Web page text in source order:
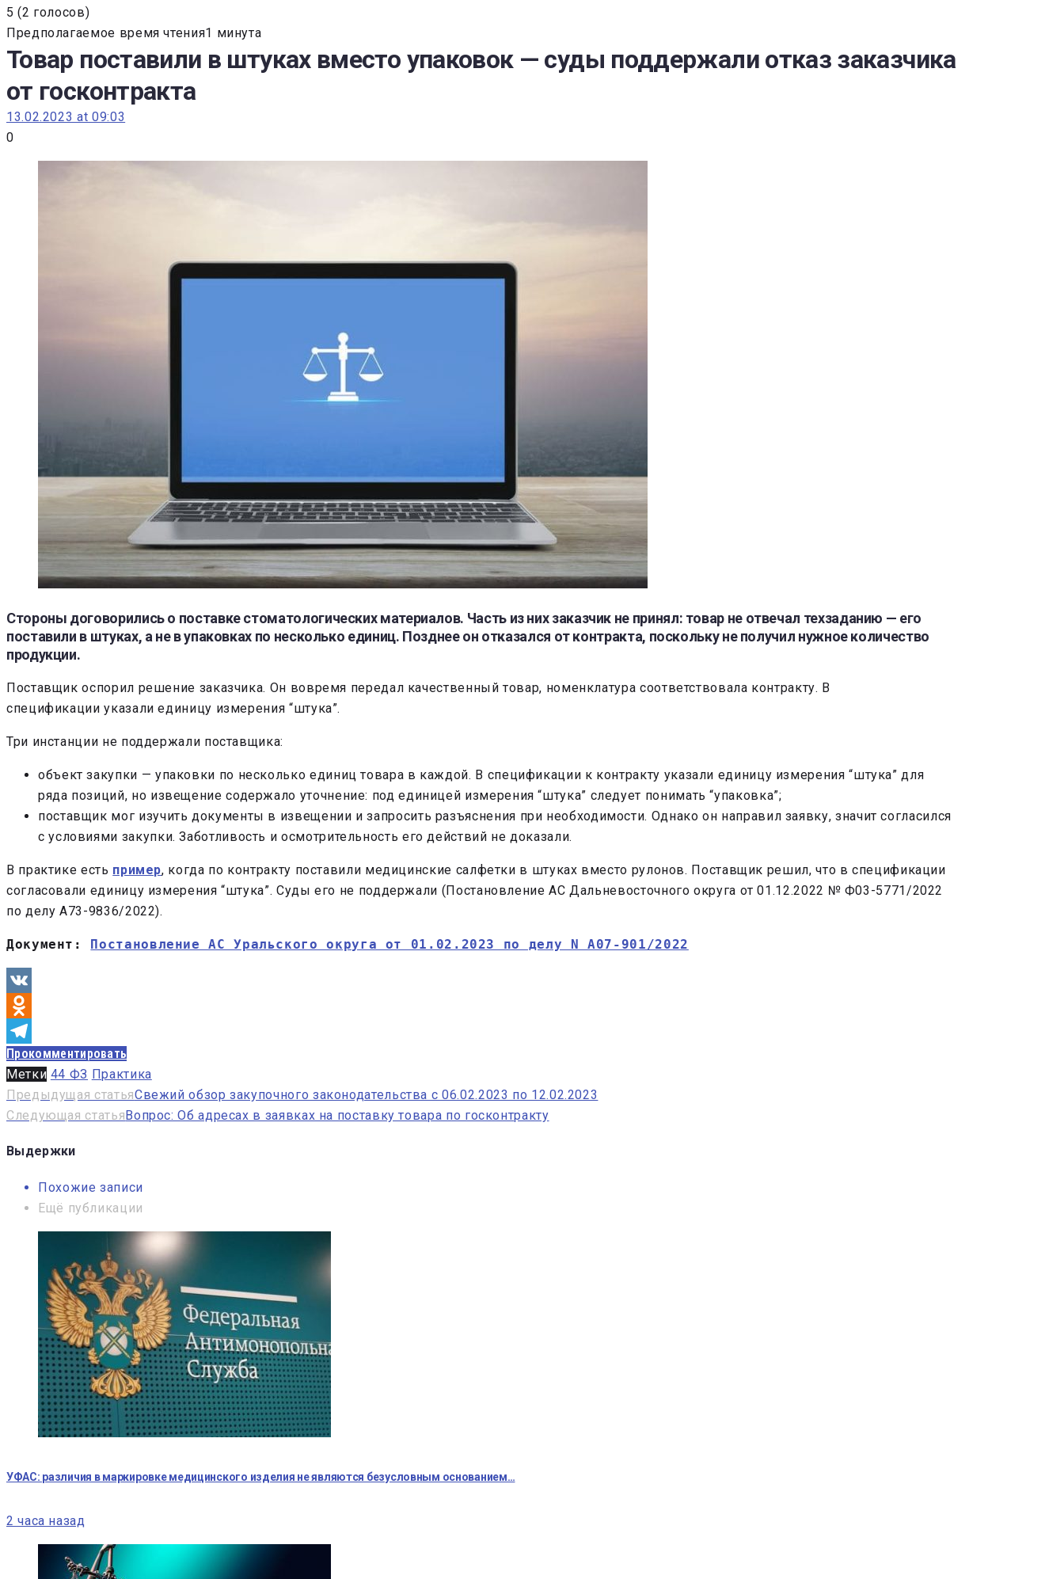
5 (2 голосов)
Предполагаемое время чтения1 минута
Товар поставили в штуках вместо упаковок — суды поддержали отказ заказчика
от госконтракта
13.02.2023 at 09:03
0
Стороны договорились о поставке стоматологических материалов. Часть из них заказчик не принял: товар не отвечал техзаданию — его
поставили в штуках, а не в упаковках по несколько единиц. Позднее он отказался от контракта, поскольку не получил нужное количество
продукции.
Поставщик оспорил решение заказчика. Он вовремя передал качественный товар, номенклатура соответствовала контракту. В
спецификации указали единицу измерения “штука”.
Три инстанции не поддержали поставщика:
объект закупки — упаковки по несколько единиц товара в каждой. В спецификации к контракту указали единицу измерения “штука” для
ряда позиций, но извещение содержало уточнение: под единицей измерения “штука” следует понимать “упаковка”;
поставщик мог изучить документы в извещении и запросить разъяснения при необходимости. Однако он направил заявку, значит согласился
с условиями закупки. Заботливость и осмотрительность его действий не доказали.
В практике есть пример, когда по контракту поставили медицинские салфетки в штуках вместо рулонов. Поставщик решил, что в спецификации
согласовали единицу измерения “штука”. Суды его не поддержали (Постановление АС Дальневосточного округа от 01.12.2022 № Ф03-5771/2022
по делу А73-9836/2022).
Документ: Постановление АС Уральского округа от 01.02.2023 по делу N А07-901/2022
VK
Odnoklassniki
Telegram
Прокомментировать
Метки 44 ФЗ Практика
Навигация
по
записям
Предыдущая статьяСвежий обзор закупочного законодательства с 06.02.2023 по 12.02.2023
Следующая статьяВопрос: Об адресах в заявках на поставку товара по госконтракту
Выдержки
Похожие записи
Ещё публикации
УФАС: различия в маркировке медицинского изделия не являются безусловным основанием…
2 часа назад